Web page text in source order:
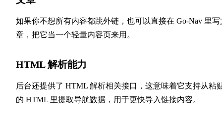
如果你不想所有内容都跳外链，也可以直接在 Go-Nav 里写
章，把它当一个轻量内容页来用。
HTML 解析能力
后台还提供了 HTML 解析相关接口，这意味着它支持从粘
的 HTML 里提取导航数据，用于更快导入链接内容。